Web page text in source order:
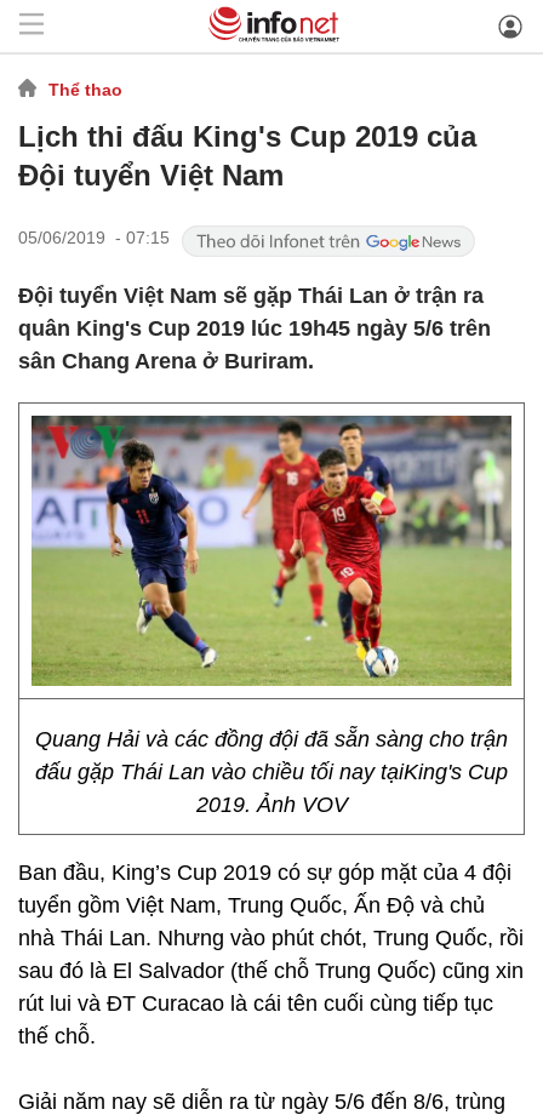
Thể thao
Lịch thi đấu King's Cup 2019 của
Đội tuyển Việt Nam
05/06/2019 - 07:15
Đội tuyển Việt Nam sẽ gặp Thái Lan ở trận ra
quân King's Cup 2019 lúc 19h45 ngày 5/6 trên
sân Chang Arena ở Buriram.
Quang Hải và các đồng đội đã sẵn sàng cho trận
đấu gặp Thái Lan vào chiều tối nay tạiKing's Cup
2019. Ảnh VOV
Ban đầu, King’s Cup 2019 có sự góp mặt của 4 đội
tuyển gồm Việt Nam, Trung Quốc, Ấn Độ và chủ
nhà Thái Lan. Nhưng vào phút chót, Trung Quốc, rồi
sau đó là El Salvador (thế chỗ Trung Quốc) cũng xin
rút lui và ĐT Curacao là cái tên cuối cùng tiếp tục
thế chỗ.
Giải năm nay sẽ diễn ra từ ngày 5/6 đến 8/6, trùng